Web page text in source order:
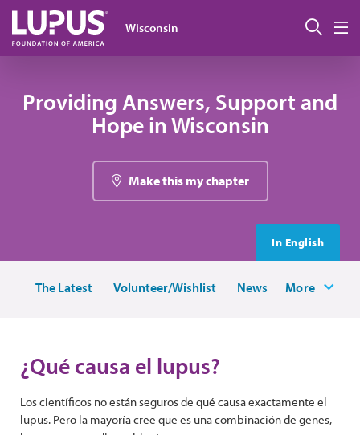
Pasar al contenido principal
Wisconsin
Providing Answers, Support and
Hope in Wisconsin
Make this my chapter
In English
The Latest Volunteer/Wishlist News More
¿Qué causa el lupus?
Los científicos no están seguros de qué causa exactamente el
lupus. Pero la mayoría cree que es una combinación de genes,